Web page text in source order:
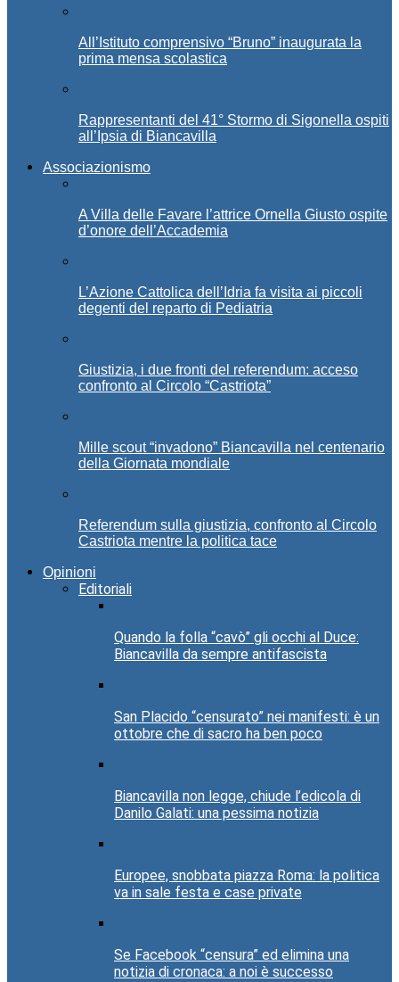
All’Istituto comprensivo “Bruno” inaugurata la
prima mensa scolastica
Rappresentanti del 41° Stormo di Sigonella ospiti
all’Ipsia di Biancavilla
Associazionismo
A Villa delle Favare l’attrice Ornella Giusto ospite
d’onore dell’Accademia
L’Azione Cattolica dell’Idria fa visita ai piccoli
degenti del reparto di Pediatria
Giustizia, i due fronti del referendum: acceso
confronto al Circolo “Castriota”
Mille scout “invadono” Biancavilla nel centenario
della Giornata mondiale
Referendum sulla giustizia, confronto al Circolo
Castriota mentre la politica tace
Opinioni
Editoriali
Quando la folla “cavò” gli occhi al Duce:
Biancavilla da sempre antifascista
San Placido “censurato” nei manifesti: è un
ottobre che di sacro ha ben poco
Biancavilla non legge, chiude l’edicola di
Danilo Galati: una pessima notizia
Europee, snobbata piazza Roma: la politica
va in sale festa e case private
Se Facebook “censura” ed elimina una
notizia di cronaca: a noi è successo